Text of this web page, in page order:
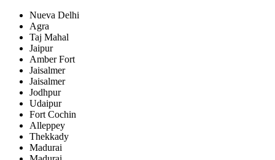
Nueva Delhi
Agra
Taj Mahal
Jaipur
Amber Fort
Jaisalmer
Jaisalmer
Jodhpur
Udaipur
Fort Cochin
Alleppey
Thekkady
Madurai